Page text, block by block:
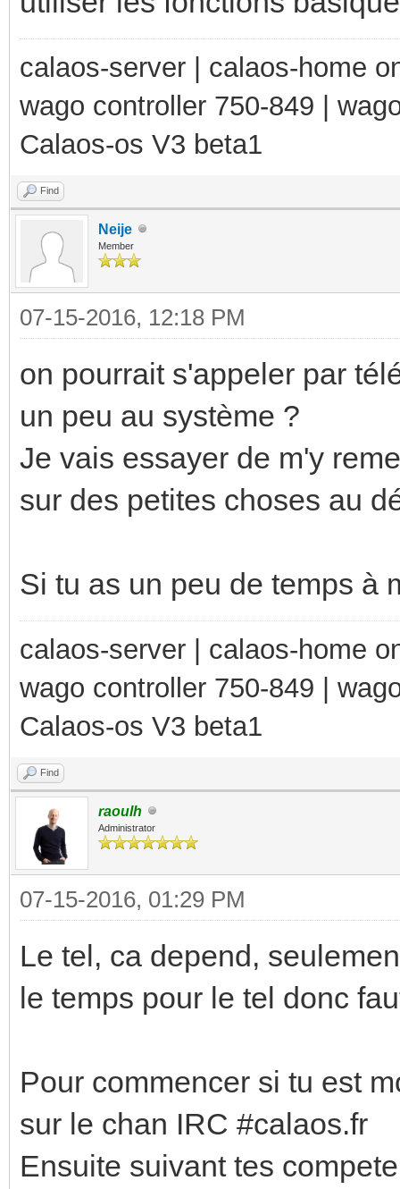
calaos-server | calaos-home
wago controller 750-849 |
Calaos-os V3 beta1
Find
Neije
Member
07-15-2016, 12:18 PM
on pourrait s'appeler par
un peu au système ?
Je vais essayer de m'y
sur des petites choses au
Si tu as un peu de temps à
calaos-server | calaos-home
wago controller 750-849 |
Calaos-os V3 beta1
Find
raoulh
Administrator
07-15-2016, 01:29 PM
Le tel, ca depend,
le temps pour le tel donc
Pour commencer si tu est
sur le chan IRC #calaos.fr
Ensuite suivant tes